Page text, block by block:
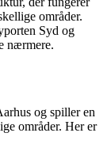
områder.
Syd og
nærmere.
og spiller en
områder. Her er